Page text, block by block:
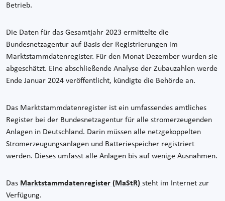
Betrieb.
Die Daten für das Gesamtjahr 2023 ermittelte die
Bundesnetzagentur auf Basis der Registrierungen im
Marktstammdatenregister. Für den Monat Dezember wurden sie
abgeschätzt. Eine abschließende Analyse der Zubauzahlen werde
Ende Januar 2024 veröffentlicht, kündigte die Behörde an.
Das Marktstammdatenregister ist ein umfassendes amtliches
Register bei der Bundesnetzagentur für alle stromerzeugenden
Anlagen in Deutschland. Darin müssen alle netzgekoppelten
Stromerzeugungsanlagen und Batteriespeicher registriert
werden. Dieses umfasst alle Anlagen bis auf wenige Ausnahmen.
Das Marktstammdatenregister (MaStR) steht im Internet zur
Verfügung.